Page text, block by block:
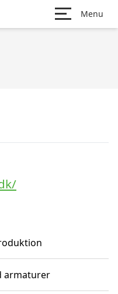
Menu
armaturer